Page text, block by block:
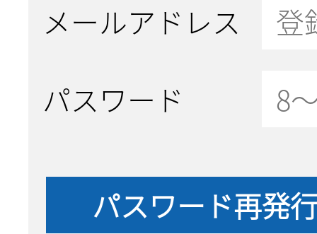
メールアドレス
パスワード